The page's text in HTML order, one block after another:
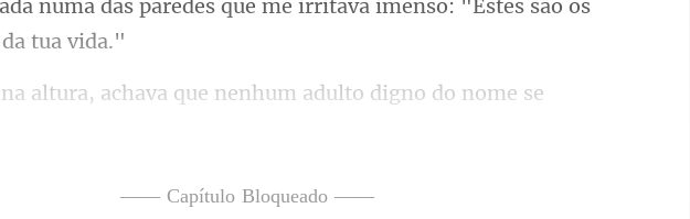
numa das paredes que m
o nome se
—— Capítulo Bloqueado ——